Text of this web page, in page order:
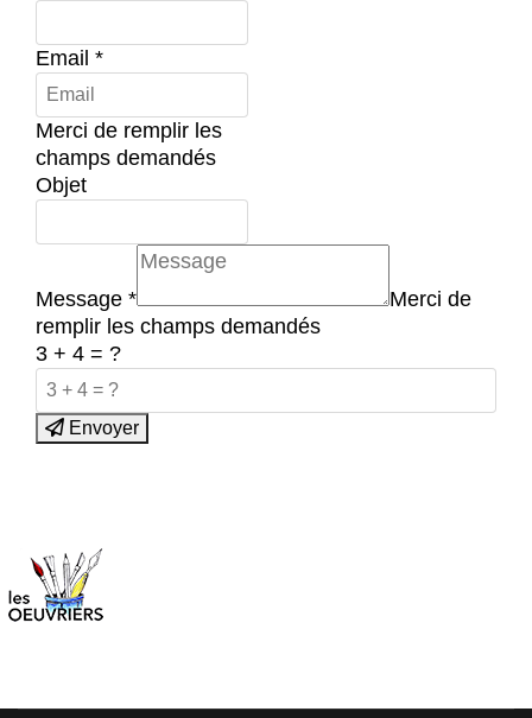
Email *
Merci de remplir les
champs demandés
Objet
Message *
Merci de
remplir les champs demandés
3 + 4 = ?
Envoyer